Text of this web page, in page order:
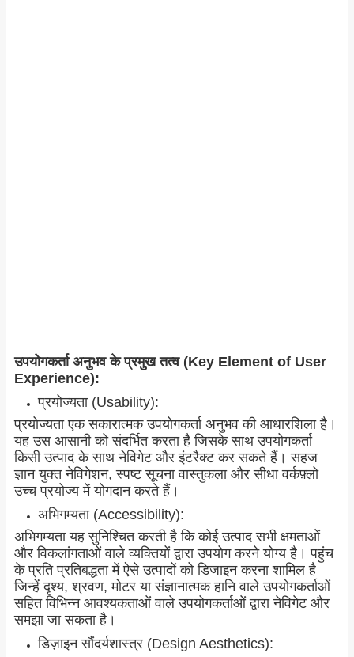
उपयोगकर्ता अनुभव के प्रमुख तत्व (Key Element of User
Experience):
प्रयोज्यता (Usability):
प्रयोज्यता एक सकारात्मक उपयोगकर्ता अनुभव की आधारशिला है।
यह उस आसानी को संदर्भित करता है जिसके साथ उपयोगकर्ता
किसी उत्पाद के साथ नेविगेट और इंटरैक्ट कर सकते हैं। सहज
ज्ञान युक्त नेविगेशन, स्पष्ट सूचना वास्तुकला और सीधा वर्कफ़्लो
उच्च प्रयोज्य में योगदान करते हैं।
अभिगम्यता (Accessibility):
अभिगम्यता यह सुनिश्चित करती है कि कोई उत्पाद सभी क्षमताओं
और विकलांगताओं वाले व्यक्तियों द्वारा उपयोग करने योग्य है। पहुंच
के प्रति प्रतिबद्धता में ऐसे उत्पादों को डिजाइन करना शामिल है
जिन्हें दृश्य, श्रवण, मोटर या संज्ञानात्मक हानि वाले उपयोगकर्ताओं
सहित विभिन्न आवश्यकताओं वाले उपयोगकर्ताओं द्वारा नेविगेट और
समझा जा सकता है।
डिज़ाइन सौंदर्यशास्त्र (Design Aesthetics):